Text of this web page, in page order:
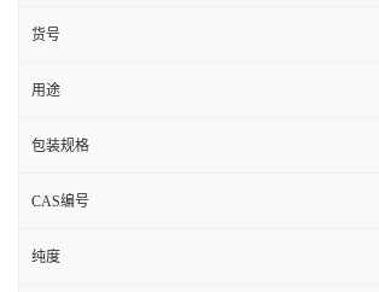
货号
用途
包装规格
CAS编号
纯度